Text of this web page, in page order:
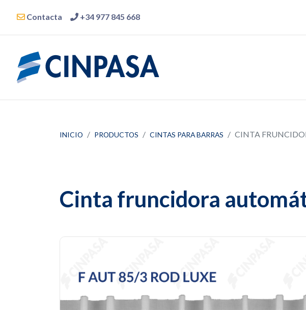
Contacta +34 977 845 668
INICIO PRODUCTOS CINTAS PARA BARRAS CINTA
Cinta fruncidora